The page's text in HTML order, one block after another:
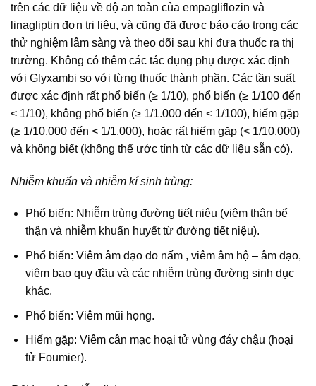
trên các dữ liệu về độ an toàn của empagliflozin và
linagliptin đơn trị liệu, và cũng đã được báo cáo trong các
thử nghiệm lâm sàng và theo dõi sau khi đưa thuốc ra thị
trường. Không có thêm các tác dụng phụ được xác định
với Glyxambi so với từng thuốc thành phần. Các tần suất
được xác định rất phổ biến (≥ 1/10), phổ biến (≥ 1/100 đến
< 1/10), không phổ biến (≥ 1/1.000 đến < 1/100), hiếm gặp
(≥ 1/10.000 đến < 1/1.000), hoặc rất hiếm gặp (< 1/10.000)
và không biết (không thể ước tính từ các dữ liệu sẵn có).
Nhiễm khuẩn và nhiễm kí sinh trùng:
Phổ biến: Nhiễm trùng đường tiết niệu (viêm thận bể
thận và nhiễm khuẩn huyết từ đường tiết niệu).
Phổ biến: Viêm âm đạo do nấm , viêm âm hộ – âm đạo,
viêm bao quy đầu và các nhiễm trùng đường sinh dục
khác.
Phổ biến: Viêm mũi họng.
Hiếm gặp: Viêm cân mạc hoại tử vùng đáy chậu (hoại
tử Foumier).